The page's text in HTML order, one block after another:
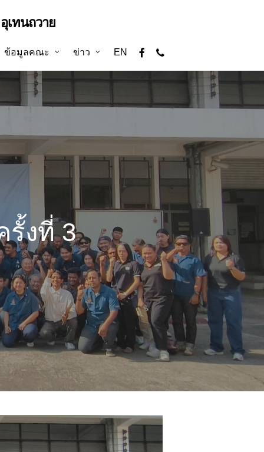
เทนถวาย
ข้อมูลคณะ ข่าว EN facebook
phone
งที่ 3